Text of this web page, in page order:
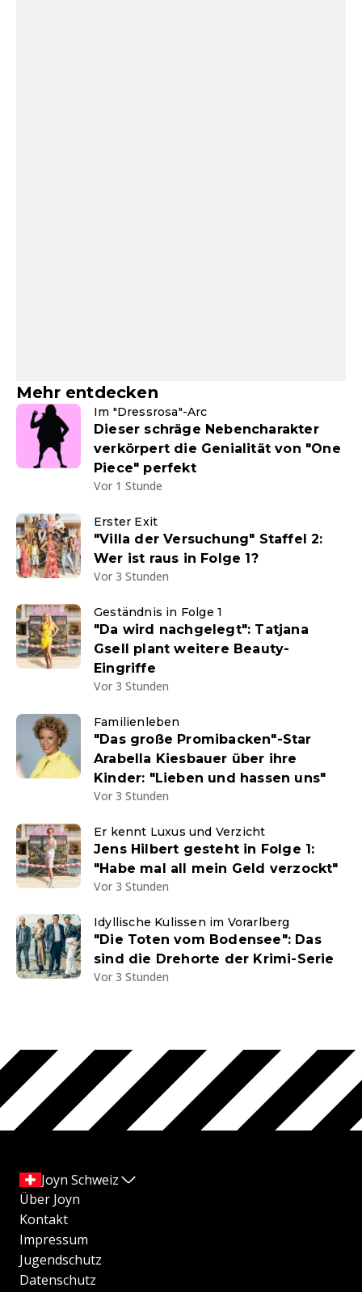
Mehr entdecken
Im "Dressrosa"-Arc
Dieser schräge Nebencharakter
verkörpert die Genialität von "One
Piece" perfekt
Vor 1 Stunde
Erster Exit
"Villa der Versuchung" Staffel 2:
Wer ist raus in Folge 1?
Vor 3 Stunden
Geständnis in Folge 1
"Da wird nachgelegt": Tatjana
Gsell plant weitere Beauty-
Eingriffe
Vor 3 Stunden
Familienleben
"Das große Promibacken"-Star
Arabella Kiesbauer über ihre
Kinder: "Lieben und hassen uns"
Vor 3 Stunden
Er kennt Luxus und Verzicht
Jens Hilbert gesteht in Folge 1:
"Habe mal all mein Geld verzockt"
Vor 3 Stunden
Idyllische Kulissen im Vorarlberg
"Die Toten vom Bodensee": Das
sind die Drehorte der Krimi-Serie
Vor 3 Stunden
Joyn Schweiz
Über Joyn
Kontakt
Impressum
Jugendschutz
Datenschutz